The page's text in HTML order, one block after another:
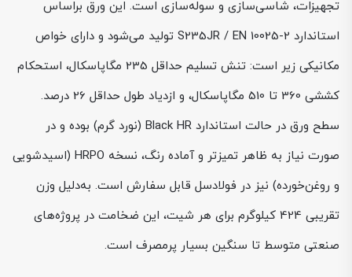
تجهیزات، شاسی‌سازی و سوله‌سازی است. این ورق براساس
استاندارد S235JR / EN 10025-2 تولید می‌شود و دارای خواص
مکانیکی زیر است: تنش تسلیم حداقل 235 مگاپاسکال، استحکام
کششی 360 تا 510 مگاپاسکال، و ازدیاد طول حداقل 26 درصد.
سطح ورق در حالت استاندارد Black HR (نورد گرم) بوده و در
صورت نیاز به ظاهر تمیزتر و آماده رنگ، نسخه HRPO (اسیدشویی
و روغن‌خورده) نیز در فولادسل قابل سفارش است. به‌دلیل وزن
تقریبی 424 کیلوگرم برای هر شیت، این ضخامت در پروژه‌های
صنعتی متوسط تا سنگین بسیار پرمصرف است.